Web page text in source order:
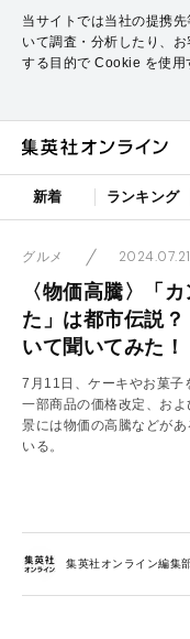
当サイトでは当社の提携
いて調査・分析したり、
する目的で Cookie を使用
新着 ランキング
グルメ 2024.07.21
〈物価高騰〉「
た」は都市伝説
いて聞いてみた
7月11日、ケーキやお菓子
一部商品の価格改定、お
景には物価の高騰などが
いる。
集英社オンライン編集